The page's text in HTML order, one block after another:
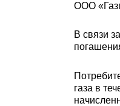
ООО
В связи
газа в